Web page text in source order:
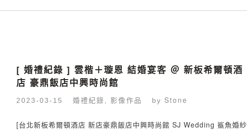
[ 婚禮紀錄 ] 雲楷＋璇恩 結婚宴客 ＠ 新板希爾頓酒
店 豪鼎飯店中興時尚館
2023-03-15 婚禮紀錄 影像作品 by Stone
[台北新板希爾頓酒店 新店豪鼎飯店中興時尚館 SJ Wedding 鯊魚婚紗